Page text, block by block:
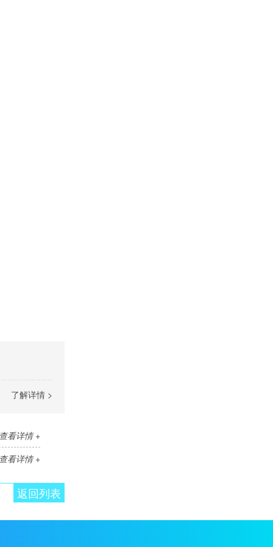
了解详情 >
看详情 +
看详情 +
返回列表